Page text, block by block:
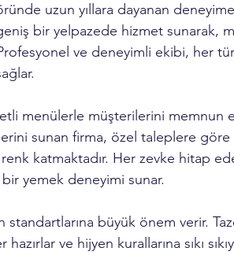
uzun yıllara dayanan
bir yelpazede hizmet sunarak,
ve deneyimli ekibi, her
menülerle müşterilerini memnun
sunan firma, özel taleplere göre
katmaktadır. Her zevke hitap
yemek deneyimi sunar.
büyük önem verir.
ve hijyen kurallarına sıkı